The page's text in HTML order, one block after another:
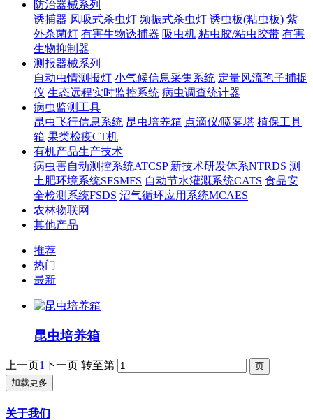
防治器械系列
诱捕器 风吸式杀虫灯 频振式杀虫灯 诱虫板(粘虫板) 紫
外杀菌灯 有害生物诱捕器 吸虫机 粘虫胶/粘虫胶带 有害
生物抑制器
测报器械系列
自动虫情测报灯 小气候信息采集系统 定量风流孢子捕捉
仪 生态远程实时监控系统 病虫调查统计器
病虫监测工具
昆虫飞行信息系统 昆虫培养箱 点滴仪/喷雾塔 植保工具
箱 果类检疫CT机
有机产品生产技术
病虫害自动测控系统ATCSP 新技术研发体系NTRDS 测
土肥环境系统SFSMFS 自动节水灌溉系统CATS 食品安
全检测系统FSDS 沼气循环应用系统MCAES
农林物联网
其他产品
推荐
热门
最新
昆虫培养箱
上一页1下一页 转至第
加载更多
关于我们